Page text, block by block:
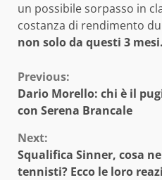
un possibile sorpasso in
costanza di rendimento
non solo da questi 3 mesi.
Continue
Reading
Previous:
Dario Morello: chi è il
con Serena Brancale
Next:
Squalifica Sinner, cosa
tennisti? Ecco le loro